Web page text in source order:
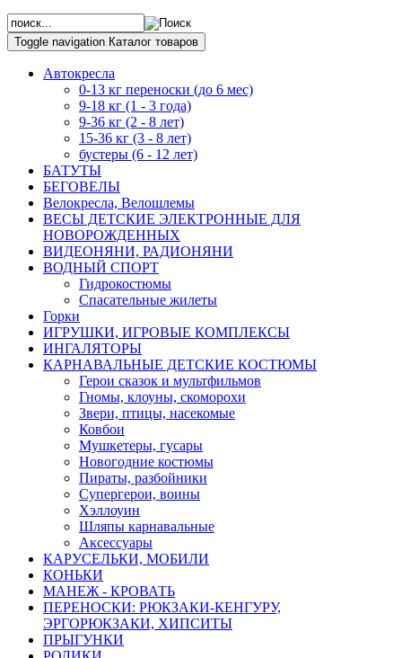
Toggle navigation Каталог товаров
Автокресла
0-13 кг переноски (до 6 мес)
9-18 кг (1 - 3 года)
9-36 кг (2 - 8 лет)
15-36 кг (3 - 8 лет)
бустеры (6 - 12 лет)
БАТУТЫ
БЕГОВЕЛЫ
Велокресла, Велошлемы
ВЕСЫ ДЕТСКИЕ ЭЛЕКТРОННЫЕ ДЛЯ
НОВОРОЖДЕННЫХ
ВИДЕОНЯНИ, РАДИОНЯНИ
ВОДНЫЙ СПОРТ
Гидрокостюмы
Спасательные жилеты
Горки
ИГРУШКИ, ИГРОВЫЕ КОМПЛЕКСЫ
ИНГАЛЯТОРЫ
КАРНАВАЛЬНЫЕ ДЕТСКИЕ КОСТЮМЫ
Герои сказок и мультфильмов
Гномы, клоуны, скоморохи
Звери, птицы, насекомые
Ковбои
Мушкетеры, гусары
Новогодние костюмы
Пираты, разбойники
Супергерои, воины
Хэллоуин
Шляпы карнавальные
Аксессуары
КАРУСЕЛЬКИ, МОБИЛИ
КОНЬКИ
МАНЕЖ - КРОВАТЬ
ПЕРЕНОСКИ: РЮКЗАКИ-КЕНГУРУ,
ЭРГОРЮКЗАКИ, ХИПСИТЫ
ПРЫГУНКИ